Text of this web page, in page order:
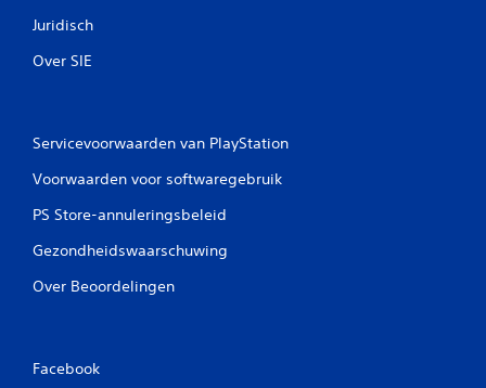
Juridisch
Over SIE
Servicevoorwaarden van PlayStation
Voorwaarden voor softwaregebruik
PS Store-annuleringsbeleid
Gezondheidswaarschuwing
Over Beoordelingen
Facebook